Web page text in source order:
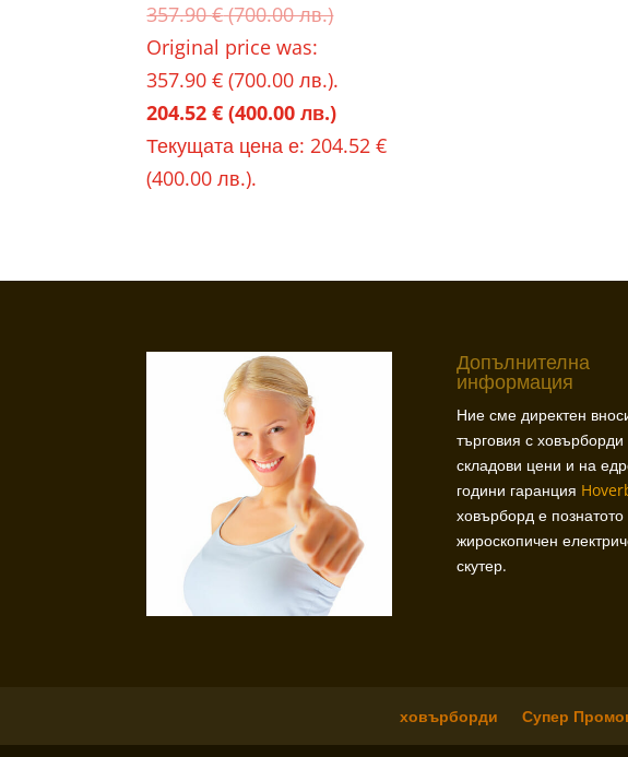
Оценено с
5.00
от 5
357.90€ (700.00 лв.)
Original price was:
357.90 € (700.00 лв.).
204.52€ (400.00 лв.)
Текущата цена е: 204.52 €
(400.00 лв.).
Допълнителна
информация
Ние сме директен
търговия с ховърборди
складови цени и на
години гаранция
ховърборд е
жироскопичен
скутер.
ховърборди Супер